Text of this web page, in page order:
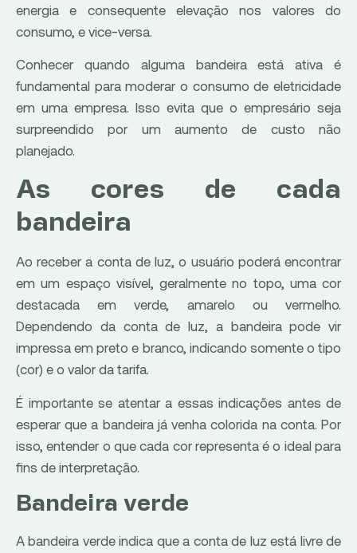
energia e consequente elevação nos valores do
consumo, e vice-versa.
Conhecer quando alguma bandeira está ativa é
fundamental para moderar o consumo de eletricidade
em uma empresa. Isso evita que o empresário seja
surpreendido por um aumento de custo não
planejado.
As cores de cada
bandeira
Ao receber a conta de luz, o usuário poderá encontrar
em um espaço visível, geralmente no topo, uma cor
destacada em verde, amarelo ou vermelho.
Dependendo da conta de luz, a bandeira pode vir
impressa em preto e branco, indicando somente o tipo
(cor) e o valor da tarifa.
É importante se atentar a essas indicações antes de
esperar que a bandeira já venha colorida na conta. Por
isso, entender o que cada cor representa é o ideal para
fins de interpretação.
Bandeira verde
A bandeira verde indica que a conta de luz está livre de